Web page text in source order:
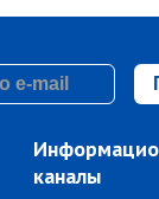
каналы